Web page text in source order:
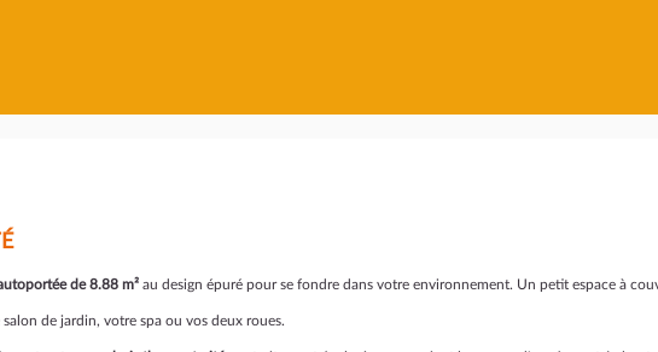
de 8.88 m² au design épuré pour se fondre dans votre environnement. Un petit espace à
de jardin, votre spa ou vos deux roues.